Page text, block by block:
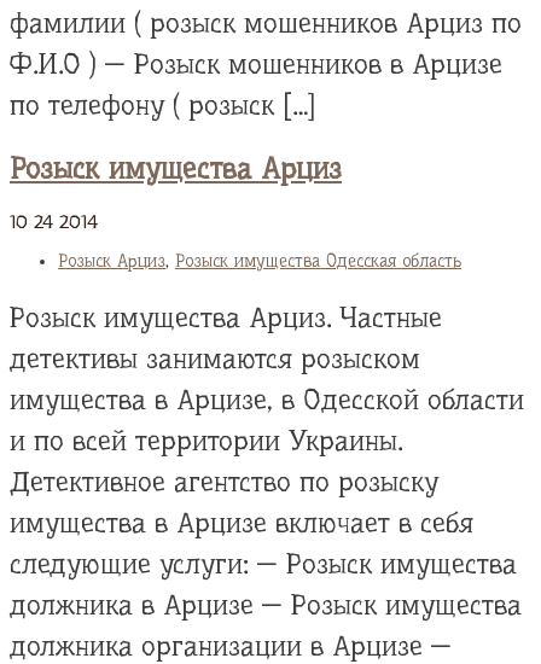
фамилии ( розыск мошенников Арциз по
Ф.И.О ) — Розыск мошенников в Арцизе
по телефону ( розыск […]
Розыск имущества Арциз
10 24 2014
Розыск Арциз, Розыск имущества Одесская область
Розыск имущества Арциз. Частные
детективы занимаются розыском
имущества в Арцизе, в Одесской области
и по всей территории Украины.
Детективное агентство по розыску
имущества в Арцизе включает в себя
следующие услуги: — Розыск имущества
должника в Арцизе — Розыск имущества
должника организации в Арцизе —